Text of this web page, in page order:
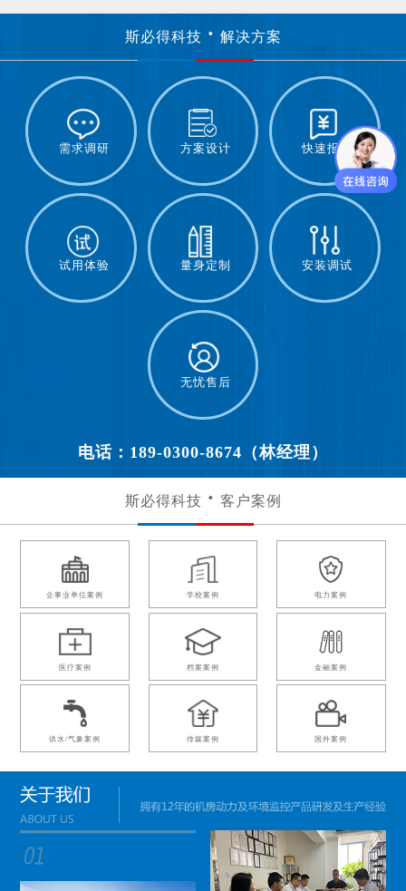
斯必得科技 解决方案
需求调研 方案设计 快速报价
试用体验 量身定制 安装调试
无忧售后
电话：189-0300-8674（林经理）
斯必得科技 客户案例
企事业单位案例 学校案例 电力案例
医疗案例 档案案例 金融案例
供水/气象案例 传媒案例 国外案例